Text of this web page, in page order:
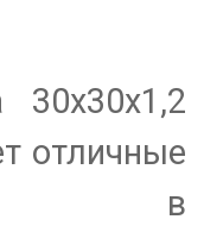
30х30х1,2
отличные
в